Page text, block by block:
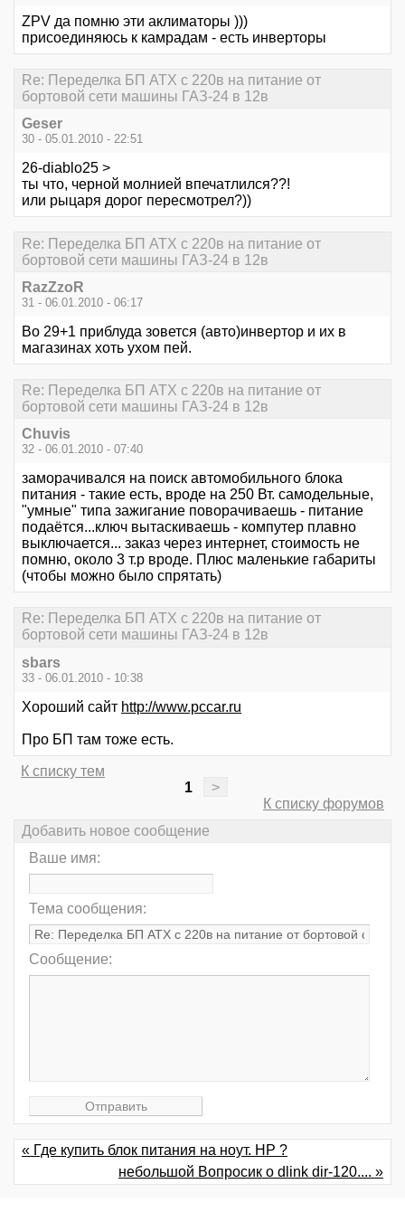
ZPV да помню эти аклиматоры )))
присоединяюсь к камрадам - есть инверторы
Re: Переделка БП ATX с 220в на питание от
бортовой сети машины ГАЗ-24 в 12в
Geser
30 - 05.01.2010 - 22:51
26-diablo25 >
ты что, черной молнией впечатлился??!
или рыцаря дорог пересмотрел?))
Re: Переделка БП ATX с 220в на питание от
бортовой сети машины ГАЗ-24 в 12в
RazZzoR
31 - 06.01.2010 - 06:17
Во 29+1 приблуда зовется (авто)инвертор и их в
магазинах хоть ухом пей.
Re: Переделка БП ATX с 220в на питание от
бортовой сети машины ГАЗ-24 в 12в
Chuvis
32 - 06.01.2010 - 07:40
заморачивался на поиск автомобильного блока
питания - такие есть, вроде на 250 Вт. самодельные,
"умные" типа зажигание поворачиваешь - питание
подаётся...ключ вытаскиваешь - компутер плавно
выключается... заказ через интернет, стоимость не
помню, около 3 т.р вроде. Плюс маленькие габариты
(чтобы можно было спрятать)
Re: Переделка БП ATX с 220в на питание от
бортовой сети машины ГАЗ-24 в 12в
sbars
33 - 06.01.2010 - 10:38
Хороший сайт http://www.pccar.ru
Про БП там тоже есть.
К списку тем
1
>
К списку форумов
Добавить новое сообщение
Ваше имя:
Тема сообщения:
Сообщение:
« Где купить блок питания на ноут. HP ?
небольшой Вопросик о dlink dir-120.... »